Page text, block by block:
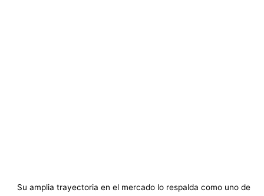
Su amplia trayectoria en el mercado lo respalda como uno de